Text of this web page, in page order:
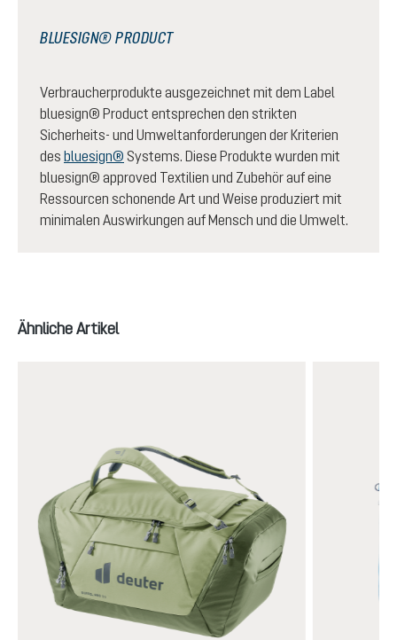
BLUESIGN® PRODUCT
Verbraucherprodukte ausgezeichnet mit dem Label
bluesign® Product entsprechen den strikten
Sicherheits- und Umweltanforderungen der Kriterien
des bluesign® Systems. Diese Produkte wurden mit
bluesign® approved Textilien und Zubehör auf eine
Ressourcen schonende Art und Weise produziert mit
minimalen Auswirkungen auf Mensch und die Umwelt.
Produktgalerie überspringen
Ähnliche Artikel